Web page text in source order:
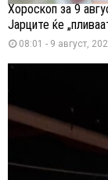
Хороскоп за 9
Јарците ќе
08:01 - 9 август,